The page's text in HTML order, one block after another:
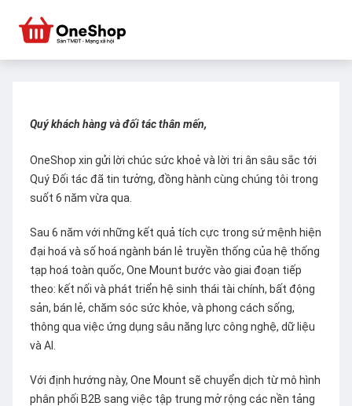
Quý khách hàng và đối tác thân mến,
OneShop xin gửi lời chúc sức khoẻ và lời tri ân sâu sắc tới
Quý Đối tác đã tin tưởng, đồng hành cùng chúng tôi trong
suốt 6 năm vừa qua.
Sau 6 năm với những kết quả tích cực trong sứ mệnh hiện
đại hoá và số hoá ngành bán lẻ truyền thống của hệ thống
tạp hoá toàn quốc, One Mount bước vào giai đoạn tiếp
theo: kết nối và phát triển hệ sinh thái tài chính, bất động
sản, bán lẻ, chăm sóc sức khỏe, và phong cách sống,
thông qua việc ứng dụng sâu năng lực công nghệ, dữ liệu
và AI.
Với định hướng này, One Mount sẽ chuyển dịch từ mô hình
phân phối B2B sang việc tập trung mở rộng các nền tảng